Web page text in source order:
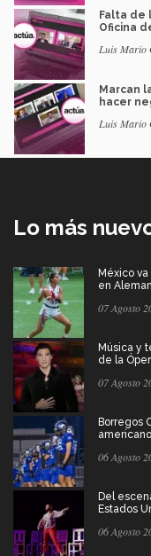
Falta de
Oficina
Luis Mario
Marcan
hacer
Luis Mario
Lo más
México
en
07 Agosto
Música y
de la
07 Agosto
Borregos
americano
06 Agosto
Del
Estados
06 Agosto